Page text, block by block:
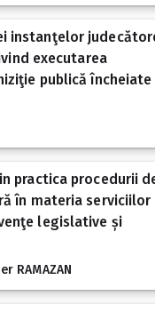
instanţelor
executarea
publică încheiate
practica procedurii
în materia serviciilor
legislative și
RAMAZAN